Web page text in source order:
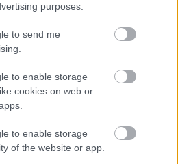
purposes.
to send me
to enable storage
cookies on web or
to enable storage
of the website or app.
gazdaságai: több
termelnek